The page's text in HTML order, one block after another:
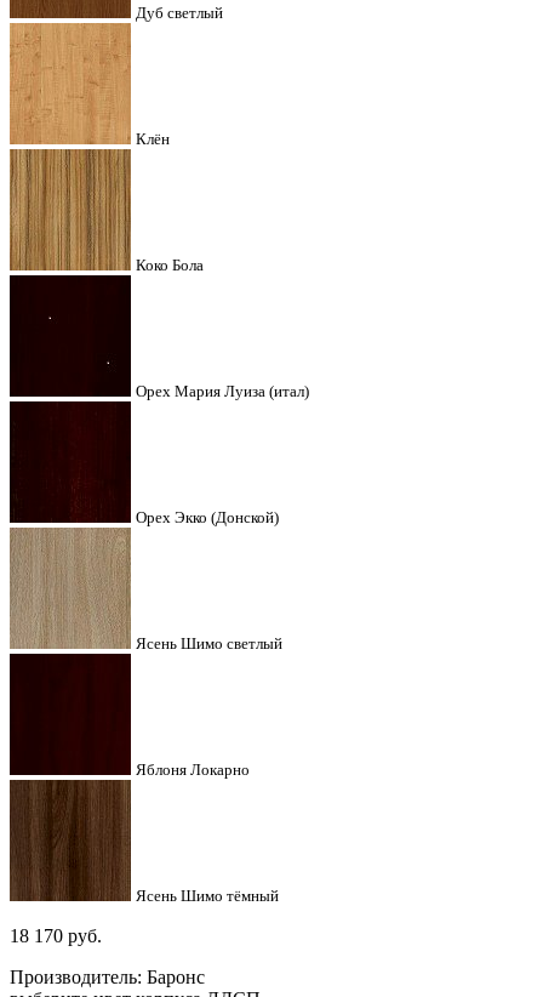
Дуб светлый
Клён
Коко Бола
Орех Мария Луиза (итал)
Орех Экко (Донской)
Ясень Шимо светлый
Яблоня Локарно
Ясень Шимо тёмный
18 170 руб.
Производитель: Баронс